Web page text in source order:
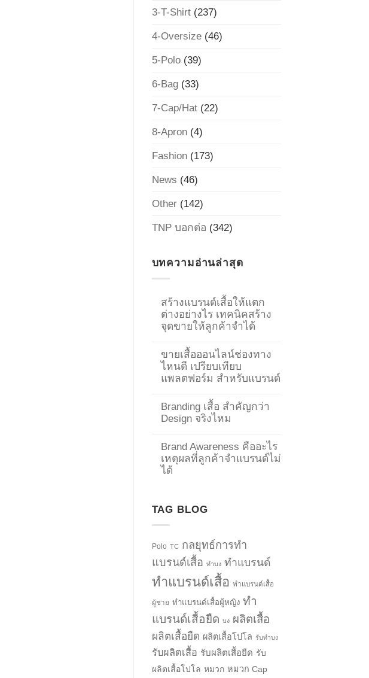
3-T-Shirt(237)
4-Oversize(46)
5-Polo(39)
6-Bag(33)
7-Cap/Hat(22)
8-Apron(4)
Fashion(173)
News (46)
Other(142)
TNP บอกต่อ (342)
บทความอ่านล่าสุด
สร้างแบรนด์เสื้อให้แตก
ต่างอย่างไร เทคนิคสร้าง
จุดขายให้ลูกค้าจำได้
ขายเสื้อออนไลน์ช่องทาง
ไหนดี เปรียบเทียบ
แพลตฟอร์ม สำหรับแบรนด์
Branding เสื้อ สำคัญกว่า
Design จริงไหม
Brand Awareness คืออะไร
เหตุผลที่ลูกค้าจำแบรนด์ไม่
ได้
TAG BLOG
Polo TC กลยุทธ์การทำ
แบรนด์เสื้อ ทำบง ทำแบรนด์
ทำแบรนด์เสื้อ ทำแบรนด์เสื้อ
ผู้ชาย ทำแบรนด์เสื้อผู้หญิง ทำ
แบรนด์เสื้อยืด บง ผลิตเสื้อ
ผลิตเสื้อยืด ผลิตเสื้อโปโล รับทำบง
รับผลิตเสื้อ รับผลิตเสื้อยืด รับ
ผลิตเสื้อโปโล หมวก หมวก Cap